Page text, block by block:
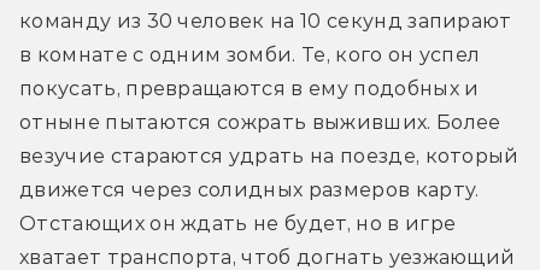
команду из 30 человек на 10 секунд запирают
в комнате с одним зомби. Те, кого он успел
покусать, превращаются в ему подобных и
отныне пытаются сожрать выживших. Более
везучие стараются удрать на поезде, который
движется через солидных размеров карту.
Отстающих он ждать не будет, но в игре
хватает транспорта, чтоб догнать уезжающий